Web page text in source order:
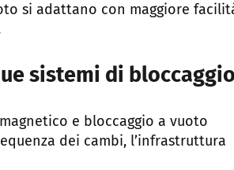
si adattano con maggiore
sistemi di
e bloccaggio a vuoto
dei cambi, l’infrastruttura